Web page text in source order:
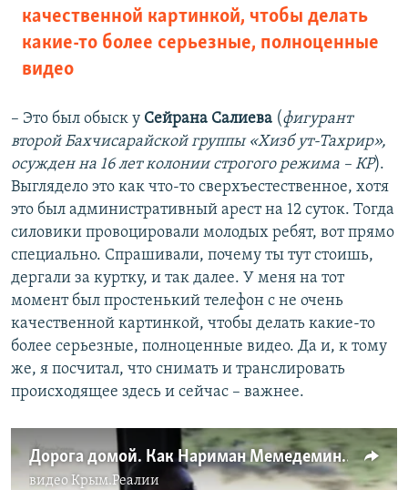
качественной картинкой, чтобы делать
какие-то более серьезные, полноценные
видео
– Это был обыск у Сейрана Салиева (фигурант
второй Бахчисарайской группы «Хизб ут-Тахрир»,
осужден на 16 лет колонии строгого режима – КР).
Выглядело это как что-то сверхъестественное, хотя
это был административный арест на 12 суток. Тогда
силовики провоцировали молодых ребят, вот прямо
специально. Спрашивали, почему ты тут стоишь,
дергали за куртку, и так далее. У меня на тот
момент был простенький телефон с не очень
качественной картинкой, чтобы делать какие-то
более серьезные, полноценные видео. Да и, к тому
же, я посчитал, что снимать и транслировать
происходящее здесь и сейчас – важнее.
Дорога домой. Как Нариман Мемедеминов вернулся в Крым (видео)
видео Крым.Реалии